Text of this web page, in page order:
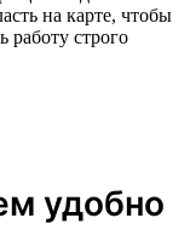
на карте, чтобы
работу строго
удобно